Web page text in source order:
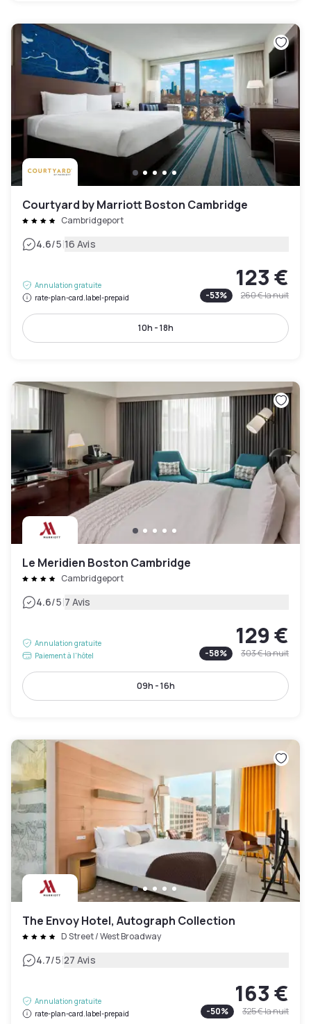
Courtyard by Marriott Boston Cambridge
Cambridgeport
4.6/5|16 Avis
Annulation gratuite
rate-plan-card.label-prepaid
123 €
-53% 260 €la nuit
10h - 18h
Le Meridien Boston Cambridge
Cambridgeport
4.6/5|7 Avis
Annulation gratuite
Paiement à l'hôtel
129 €
-58% 303 €la nuit
09h - 16h
The Envoy Hotel, Autograph Collection
D Street / West Broadway
4.7/5|27 Avis
Annulation gratuite
rate-plan-card.label-prepaid
163 €
-50% 325 €la nuit